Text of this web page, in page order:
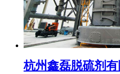
杭州鑫磊脱硫剂